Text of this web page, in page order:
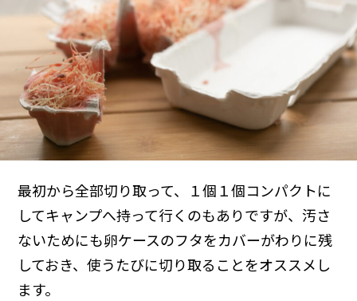
最初から全部切り取って、１個１個コンパクトに
してキャンプへ持って行くのもありですが、汚さ
ないためにも卵ケースのフタをカバーがわりに残
しておき、使うたびに切り取ることをオススメし
ます。